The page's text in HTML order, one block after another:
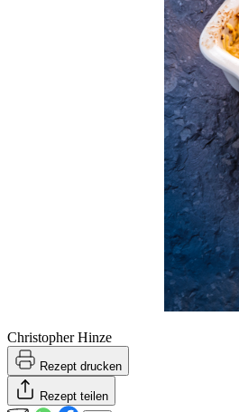
Christopher Hinze
Rezept drucken
Rezept teilen